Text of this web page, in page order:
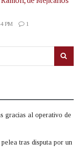
PM
1
gracias al operativo de
tras disputa por un